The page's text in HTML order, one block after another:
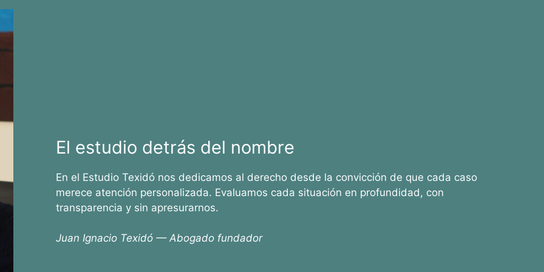
El estudio detrás del nombre
En el Estudio Texidó nos dedicamos al derecho desde la convicción de que cada caso
merece atención personalizada. Evaluamos cada situación en profundidad, con
transparencia y sin apresurarnos.
Juan Ignacio Texidó — Abogado fundador